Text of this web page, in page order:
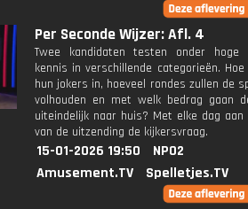
Per Seconde Wijzer: Afl. 4
Twee kandidaten testen onder hoge
kennis in verschillende categorieën.
hun jokers in, hoeveel rondes zullen de
volhouden en met welk bedrag gaan
uiteindelijk naar huis? Met elke dag
van de uitzending de kijkersvraag.
15-01-2026 19:50
NPO2
Amusement.TV
Spelletjes.TV